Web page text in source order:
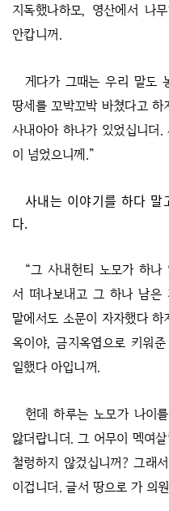
지독했나하모, 영산에서 나
안캅니꺼.
게다가 그때는 우리 말도
땅세를 꼬박꼬박 바쳤다고
사내아아 하나가 있었십니더
이 넘었으니께.”
사내는 이야기를 하다 말
다.
“그 사내헌티 노모가 하
서 떠나보내고 그 하나 남은
말에서도 소문이 자자했다
옥이야, 금지옥엽으로 키워
일했다 아입니꺼.
헌데 하루는 노모가 나이
앓더랍니더. 그 어무이 멕여
철렁하지 않겄십니꺼? 그래
이겁니더. 글서 땅으로 가 의